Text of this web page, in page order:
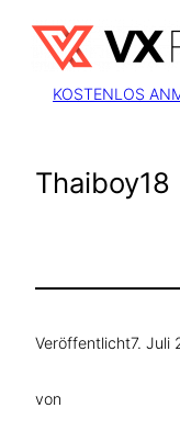
Inhalt
springen
KOSTENLOS
Thaiboy18
Veröffentlicht7. Juli
von